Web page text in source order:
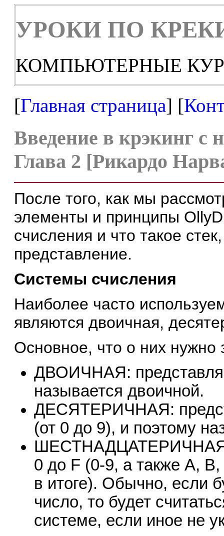
УРОКИ ПО
КОМПЬЮТЕРНЫЕ
[Главная страница] [
Введение в крэкинг с
Глава 2 [Рикардо
После того, как мы
элементы и принципы
счисления и что такое
представление.
Системы счисления
Наиболее часто
являются двоичная,
Основное, что о них нужно
ДВОИЧНАЯ:
называется двоичной.
ДЕСЯТЕРИЧНАЯ:
(от 0 до 9), и поэтому
ШЕСТНАДЦАТЕРИЧНАЯ:
0 до F (0-9, а также A,
в итоге). Обычно, если
число, то будет
системе, если иное не